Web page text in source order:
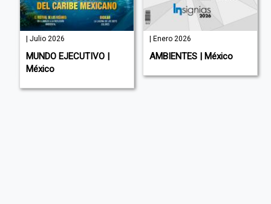
| Julio 2026
MUNDO EJECUTIVO |
México
| Enero 2026
AMBIENTES | México